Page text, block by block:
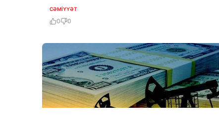
CƏMIYYƏT
0 0